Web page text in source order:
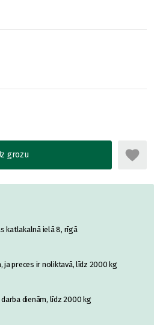
grozu
katlakalnā ielā 8, rīgā
ja preces ir noliktavā, līdz 2000 kg
dienām, līdz 2000 kg